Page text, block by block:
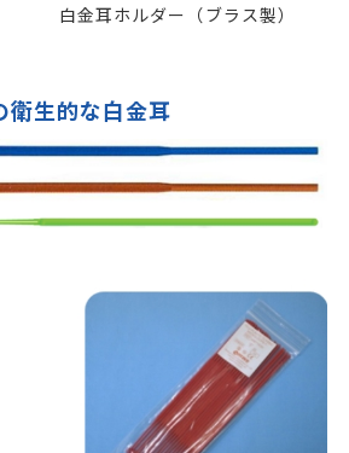
白金耳ホルダー（ブラス製）
衛生的な白金耳